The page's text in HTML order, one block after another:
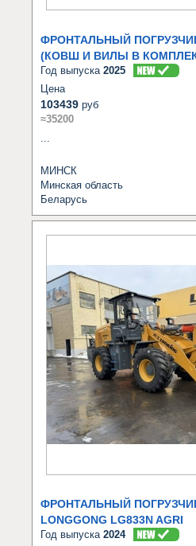
ФРОНТАЛЬНЫЙ ПОГРУЗЧИК
(КОВШ И ВИЛЫ В
Год выпуска 2025
Цена
103439 руб
≈35200
...
МИНСК
Минская область
Беларусь
ФРОНТАЛЬНЫЙ ПОГРУЗЧИК
LONGGONG LG833N AGRI
Год выпуска 2024